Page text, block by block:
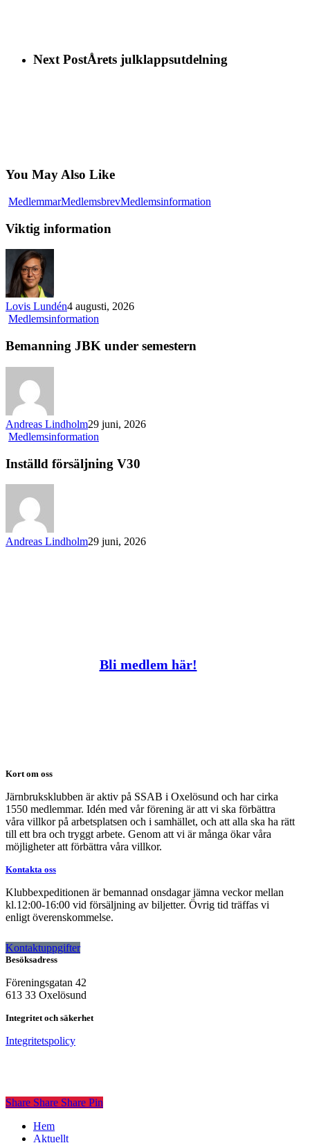
Next PostÅrets julklappsutdelning
You May Also Like
MedlemmarMedlemsbrevMedlemsinformation
Viktig information
Lovis Lundén4 augusti, 2026
Medlemsinformation
under
Bemanning JBK under semestern
Andreas Lindholm29 juni, 2026
Medlemsinformation
V30
Inställd försäljning V30
Andreas Lindholm29 juni, 2026
Bli medlem här!
Kort om oss
Järnbruksklubben är aktiv på SSAB i Oxelösund och har cirka
1550 medlemmar. Idén med vår förening är att vi ska förbättra
våra villkor på arbetsplatsen och i samhället, och att alla ska ha rätt
till ett bra och tryggt arbete. Genom att vi är många ökar våra
möjligheter att förbättra våra villkor.
Kontakta oss
Klubbexpeditionen är bemannad onsdagar jämna veckor mellan
kl.12:00-16:00 vid försäljning av biljetter. Övrig tid träffas vi
enligt överenskommelse.
Kontaktuppgifter
Besöksadress
Föreningsgatan 42
613 33 Oxelösund
Integritet och säkerhet
Integritetspolicy
Share
Share Share Share Pin
Close
Menu
Hem
Aktuellt